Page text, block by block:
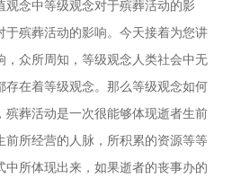
观念中等级观念对于殡葬活动的影
于殡葬活动的影响。今天接着为您讲
，众所周知，等级观念人类社会中无
存在着等级观念。那么等级观念如何
殡葬活动是一次很能够体现逝者生前
前所经营的人脉，所积累的资源等等
中所体现出来，如果逝者的丧事办的